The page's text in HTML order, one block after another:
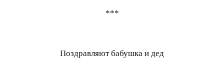
***
Поздравляют бабушка и дед